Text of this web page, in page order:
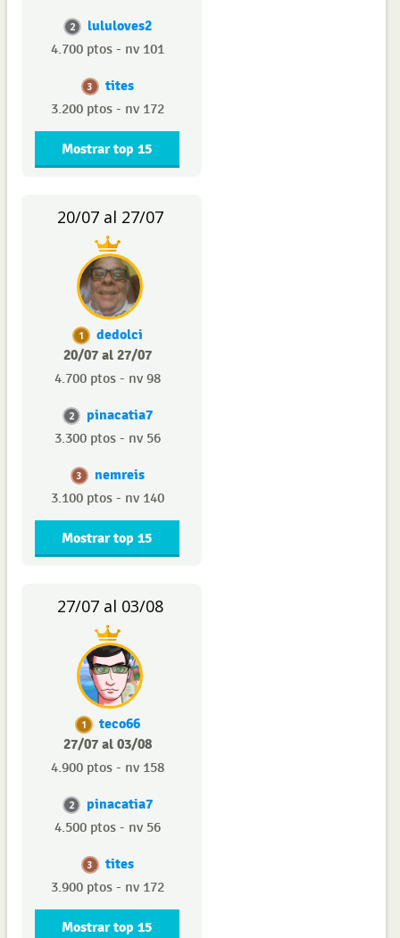
2 lululoves2
4.700 ptos - nv 101
3 tites
3.200 ptos - nv 172
Mostrar top 15
20/07 al 27/07
1
dedolci
20/07 al 27/07
4.700 ptos - nv 98
2 pinacatia7
3.300 ptos - nv 56
3 nemreis
3.100 ptos - nv 140
Mostrar top 15
27/07 al 03/08
1
teco66
27/07 al 03/08
4.900 ptos - nv 158
2 pinacatia7
4.500 ptos - nv 56
3 tites
3.900 ptos - nv 172
Mostrar top 15